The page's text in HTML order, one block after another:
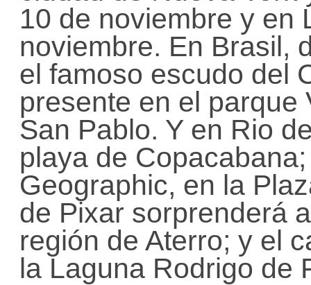
10 de noviembre y en
noviembre. En Brasil,
el famoso escudo del
presente en el parque
San Pablo. Y en Rio
playa de
Geographic, en la
de Pixar sorprenderá
región de Aterro; y el
la Laguna Rodrigo de